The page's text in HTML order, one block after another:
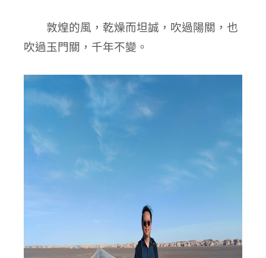
敦煌的風，乾燥而坦誠，吹過陽關，也
吹過玉門關，千年不變。